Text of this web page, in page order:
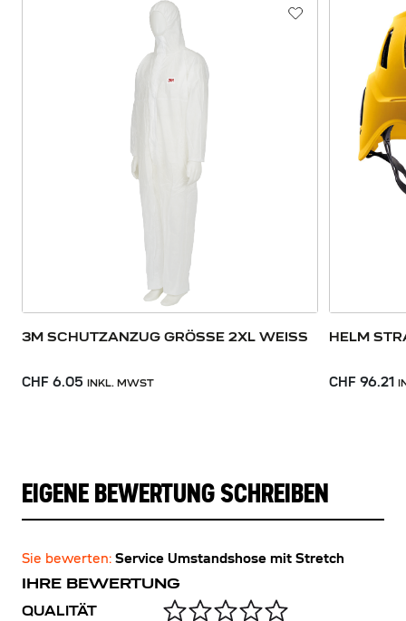
3M SCHUTZANZUG GRÖSSE 2XL WEISS
CHF 6.05 INKL. MWST
HELM
CHF 96.21
EIGENE BEWERTUNG SCHREIBEN
Sie bewerten: Service Umstandshose mit Stretch
IHRE BEWERTUNG
QUALITÄT